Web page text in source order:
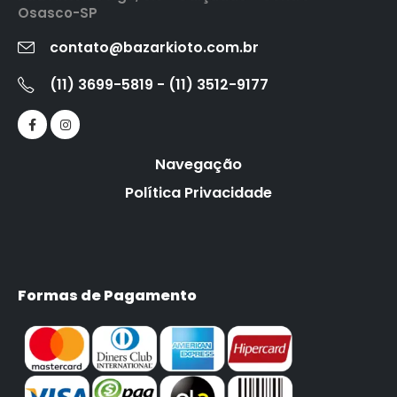
Osasco-SP
contato@bazarkioto.com.br
(11) 3699-5819 - (11) 3512-9177
Navegação
Política Privacidade
Formas de Pagamento